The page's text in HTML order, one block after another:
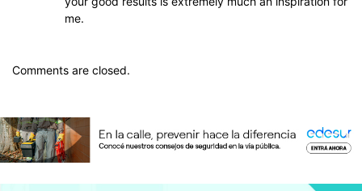
me.
Comments are closed.